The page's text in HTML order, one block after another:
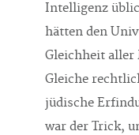
Intelligenz
hätten den
Gleichheit aller
Gleiche
jüdische
war der Trick,